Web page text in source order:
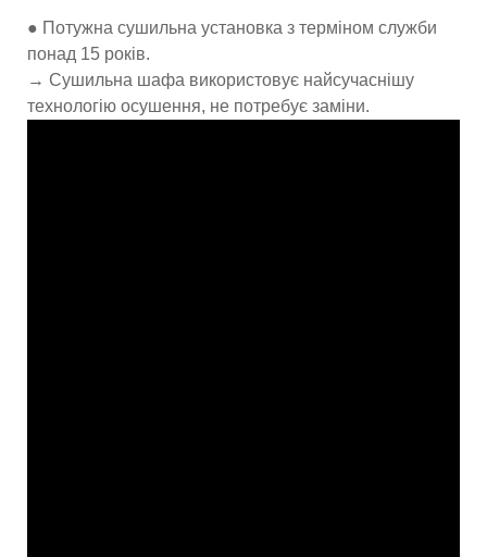
● Потужна сушильна установка з терміном служби
понад 15 років.
→ Сушильна шафа використовує найсучаснішу
технологію осушення, не потребує заміни.